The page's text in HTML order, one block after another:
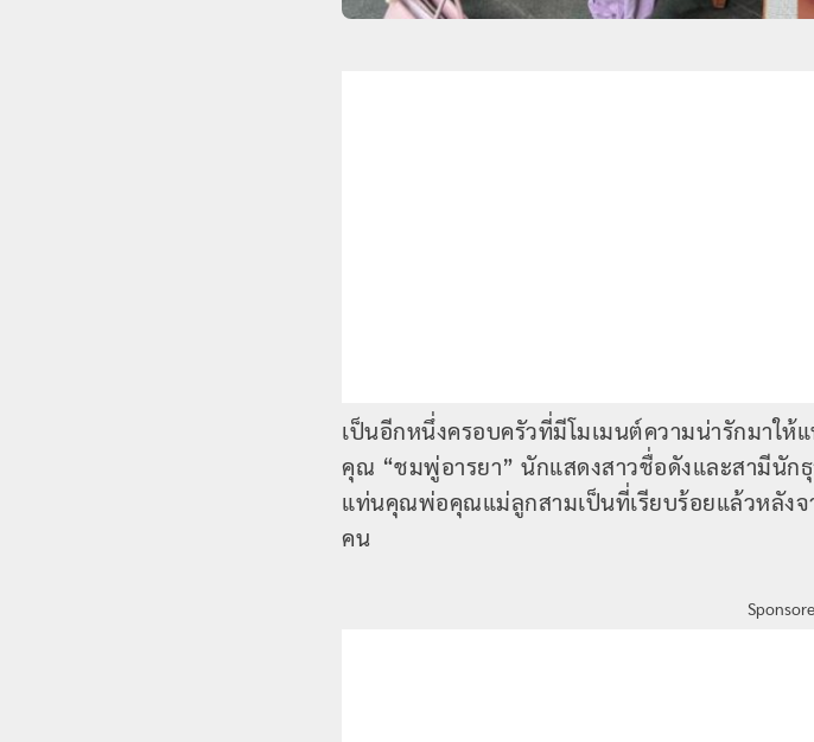
เป็นอีกหนึ่งครอบครัวที่มีโมเมนต์ความน่ารักมาใ
คุณ “ชมพู่อารยา” นักแสดงสาวชื่อดังและสามีนัก
แท่นคุณพ่อคุณแม่ลูกสามเป็นที่เรียบร้อยแล้วหลังจ
คน